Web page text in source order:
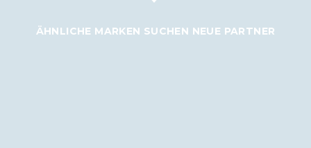
ÄHNLICHE MARKEN SUCHEN NEUE PARTNER